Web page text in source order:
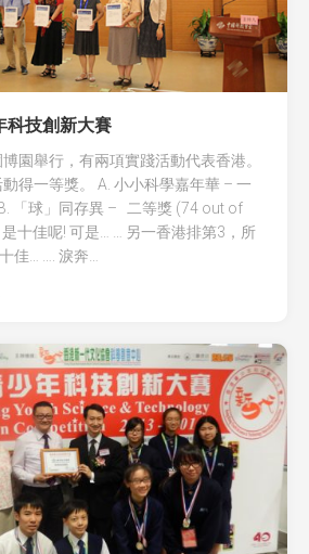
賽
科技創新大賽
園舉行，有兩項實踐活動代表香港。
得一等獎。 A. 小小科學嘉年華 – 一
「球」同存異 – 二等獎 (74 out of
十佳呢! 可是… … 另一香港排第3，所
佳… …. 淚奔…